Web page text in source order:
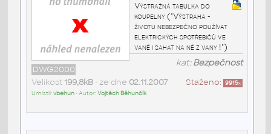
Výstražná tabulka do
koupelny ("Výstraha -
životu nebezpečno používat
elektrických spotřebičů ve
vaně i sahat na ně z vany !")
kat:Bezpečnost
DWG2000
Staženo: 9915x
Velikost 199,8kB• ze dne 02.11.2007
Umístil:vbehun• Autor:Vojtěch Běhunčík